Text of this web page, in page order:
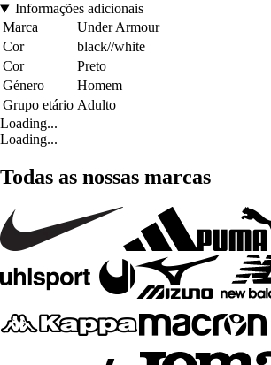
Informações adicionais
Marca
Under Armour
Cor
black//white
Cor
Preto
Género
Homem
Grupo etário Adulto
Loading...
Loading...
Todas as nossas marcas